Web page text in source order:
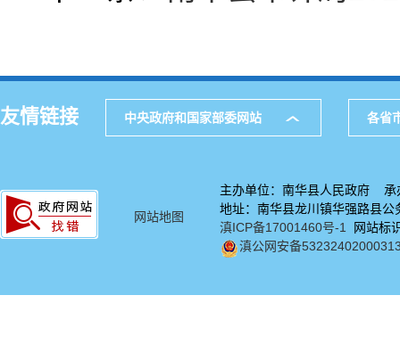
友情链接 中央政府和国家部委网站 各省
网站地图
主办单位：南华县人民政府 承
地址：南华县龙川镇华强路
滇ICP备17001460号-1
网站标
滇公网安备